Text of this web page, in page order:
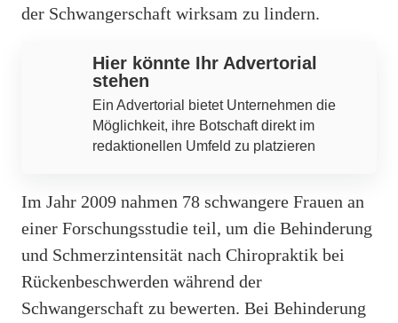
der Schwangerschaft wirksam zu lindern.
Hier könnte Ihr Advertorial
stehen
Ein Advertorial bietet Unternehmen die
Möglichkeit, ihre Botschaft direkt im
redaktionellen Umfeld zu platzieren
Im Jahr 2009 nahmen 78 schwangere Frauen an
einer Forschungsstudie teil, um die Behinderung
und Schmerzintensität nach Chiropraktik bei
Rückenbeschwerden während der
Schwangerschaft zu bewerten. Bei Behinderung